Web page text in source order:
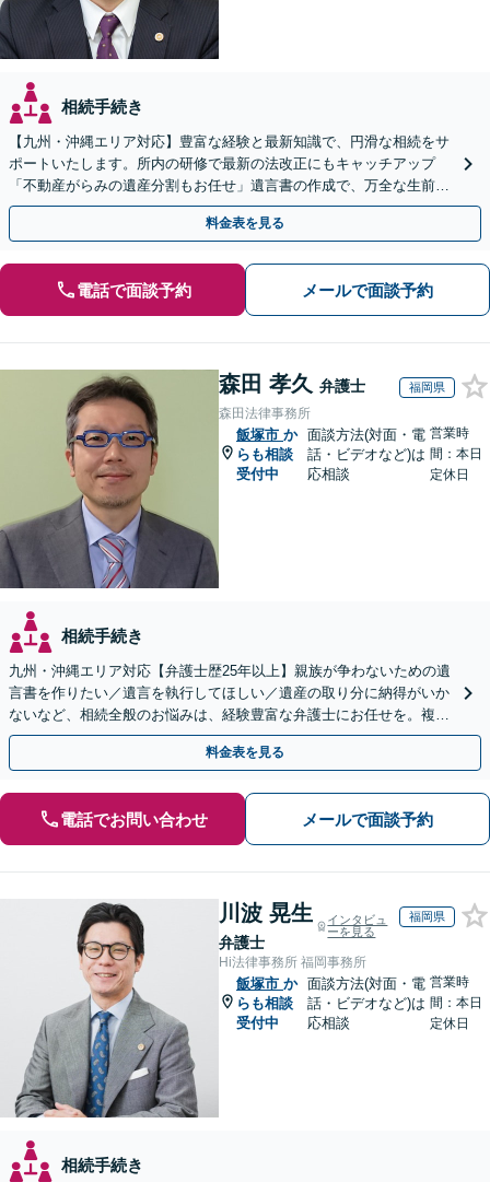
相続手続き
【九州・沖縄エリア対応】豊富な経験と最新知識で、円滑な相続をサ
ポートいたします。所内の研修で最新の法改正にもキャッチアップ
「不動産がらみの遺産分割もお任せ」遺言書の作成で、万全な生前対
策をおこないましょう【夜間・休日面談可】
料金表を見る
電話で面談予約 メールで面談予約
森田 孝久 弁護士 福岡県
森田法律事務所
飯塚市 か
らも相談
受付中
面談方法(対面・電
話・ビデオなど)は
応相談
営業時
間：本日
定休日
相続手続き
九州・沖縄エリア対応【弁護士歴25年以上】親族が争わないための遺
言書を作りたい／遺言を執行してほしい／遺産の取り分に納得がいか
ないなど、相続全般のお悩みは、経験豊富な弁護士にお任せを。複雑
な問題も粘り強く対応し、解決に導きます。
料金表を見る
電話でお問い合わせ メールで面談予約
川波 晃生
弁護士
インタビュ
ーを見る
福岡県
Hi法律事務所 福岡事務所
飯塚市 か
らも相談
受付中
面談方法(対面・電
話・ビデオなど)は
応相談
営業時
間：本日
定休日
相続手続き